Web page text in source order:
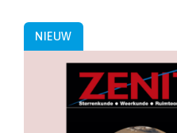
NIEUW